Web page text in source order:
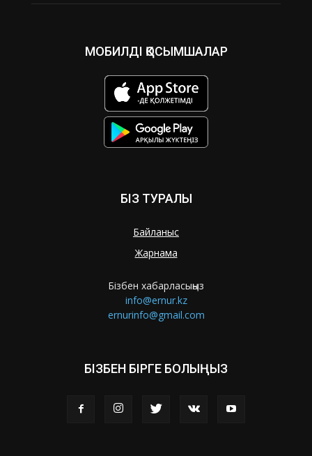
МОБИЛДІ ҚОСЫМШАЛАР
БІЗ ТУРАЛЫ
Байланыс
Жарнама
Бізбен хабарласыңыз
info@ernur.kz
ernurinfo@gmail.com
БІЗБЕН БІРГЕ БОЛЫҢЫЗ